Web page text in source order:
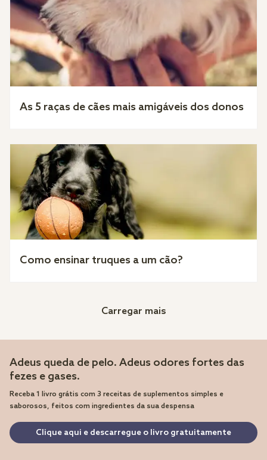
As 5 raças de cães mais amigáveis dos donos
Como ensinar truques a um cão?
Carregar mais
Adeus queda de pelo. Adeus odores fortes das
fezes e gases.
Receba 1 livro grátis com 3 receitas de suplementos simples e
saborosos, feitos com ingredientes da sua despensa
Clique aqui e descarregue o livro gratuitamente